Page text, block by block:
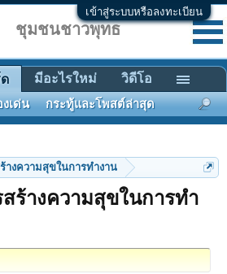
เข้าสู่ระบบหรือลงทะเบียน
างความสุขในการทํางาน
ร้างความสุขในการทํา
ชุมชนชาวพุทธ
งเด่น กระทู้และโพสต์ล่าสุด
มีอะไรใหม่ วิดีโอ